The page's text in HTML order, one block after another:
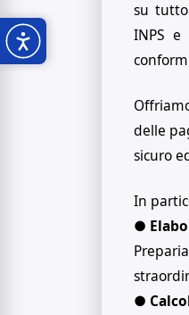
su
INPS e
delle
sicuro
In
●
●